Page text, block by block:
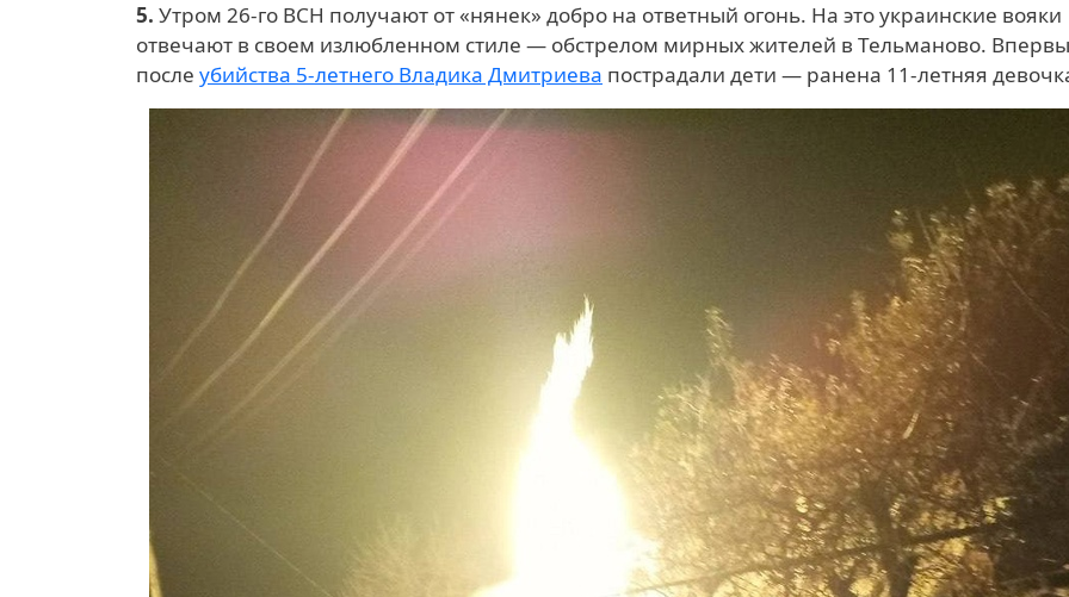
5. Утром 26-го ВСН получают от «нянек» добро на ответный огонь. На это украинские вояки
отвечают в своем излюбленном стиле — обстрелом мирных жителей в Тельманово.
после убийства 5-летнего Владика Дмитриева пострадали дети — ранена 11-летняя